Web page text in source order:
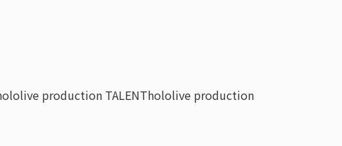
production TALENThololive production